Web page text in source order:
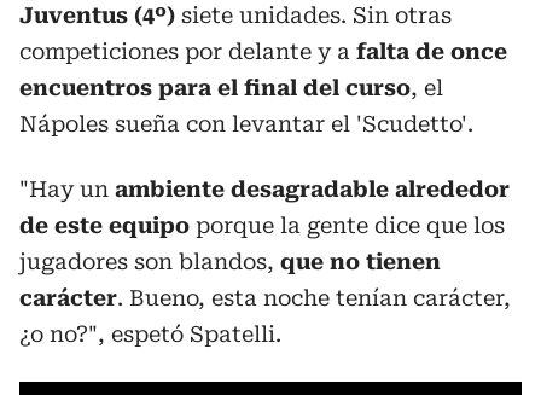
Juventus (4º) siete unidades. Sin otras
competiciones por delante y a falta de once
encuentros para el final del curso, el
Nápoles sueña con levantar el 'Scudetto'.
"Hay un ambiente desagradable alrededor
de este equipo porque la gente dice que los
jugadores son blandos, que no tienen
carácter. Bueno, esta noche tenían carácter,
¿o no?", espetó Spatelli.